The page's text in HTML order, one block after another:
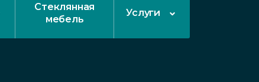
Стеклянная
мебель
Услуги